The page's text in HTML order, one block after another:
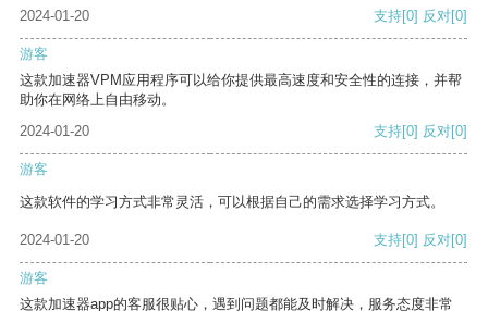
2024-01-20
支持[0] 反对[0]
游客
这款加速器VPM应用程序可以给你提供最高速度和安全性的连接，并帮
助你在网络上自由移动。
2024-01-20
支持[0] 反对[0]
游客
这款软件的学习方式非常灵活，可以根据自己的需求选择学习方式。
2024-01-20 支持[0] 反对[0]
游客
这款加速器app的客服很贴心，遇到问题都能及时解决，服务态度非常